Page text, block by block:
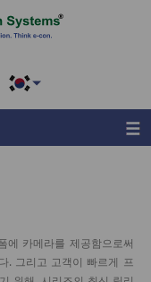
에 카메라를 제공함으로써
. 그리고 고객이 빠르게 프